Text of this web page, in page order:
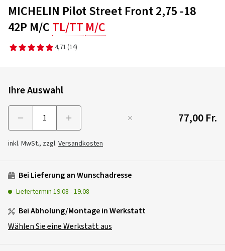
MICHELIN Pilot Street Front 2,75 -18
42P M/C TL/TT M/C
4,71 (14)
Ihre Auswahl
77,00 Fr.
inkl. MwSt., zzgl. Versandkosten
Bei Lieferung an Wunschadresse
Liefertermin 19.08 -19.08
Bei Abholung/Montage in Werkstatt
Wählen Sie eine Werkstatt aus